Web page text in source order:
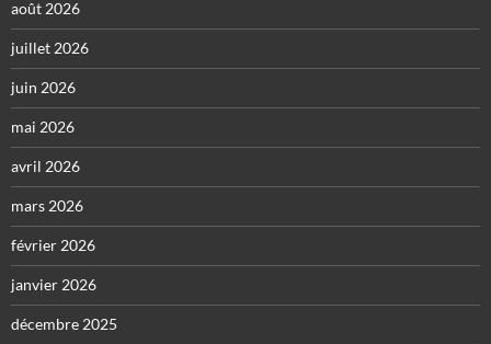
août 2026
juillet 2026
juin 2026
mai 2026
avril 2026
mars 2026
février 2026
janvier 2026
décembre 2025